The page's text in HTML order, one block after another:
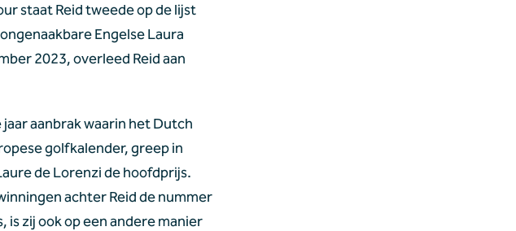
staat Reid tweede op de lijst
Engelse Laura
2023, overleed Reid aan
aanbrak waarin het Dutch
golfkalender, greep in
de Lorenzi de hoofdprijs.
achter Reid de nummer
is zij ook op een andere manier